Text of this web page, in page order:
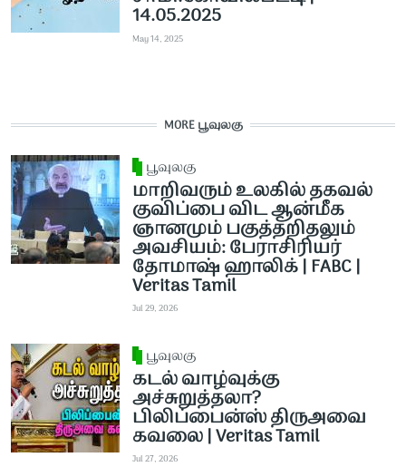
14.05.2025
May 14, 2025
MORE பூவுலகு
பூவுலகு
மாறிவரும் உலகில் தகவல்
குவிப்பை விட ஆன்மீக
ஞானமும் பகுத்தறிதலும்
அவசியம்: பேராசிரியர்
தோமாஷ் ஹாலிக் | FABC |
Veritas Tamil
Jul 29, 2026
பூவுலகு
கடல் வாழ்வுக்கு
அச்சுறுத்தலா?
பிலிப்பைன்ஸ் திருஅவை
கவலை | Veritas Tamil
Jul 27, 2026